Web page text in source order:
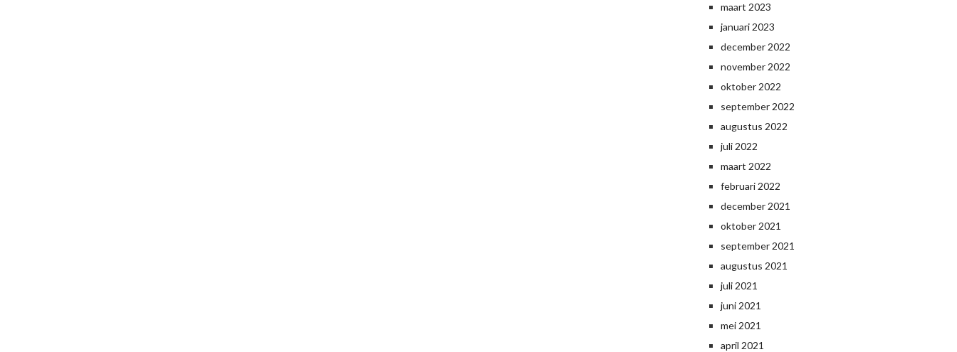
maart 2023
januari 2023
december 2022
november 2022
oktober 2022
september 2022
augustus 2022
juli 2022
maart 2022
februari 2022
december 2021
oktober 2021
september 2021
augustus 2021
juli 2021
juni 2021
mei 2021
april 2021